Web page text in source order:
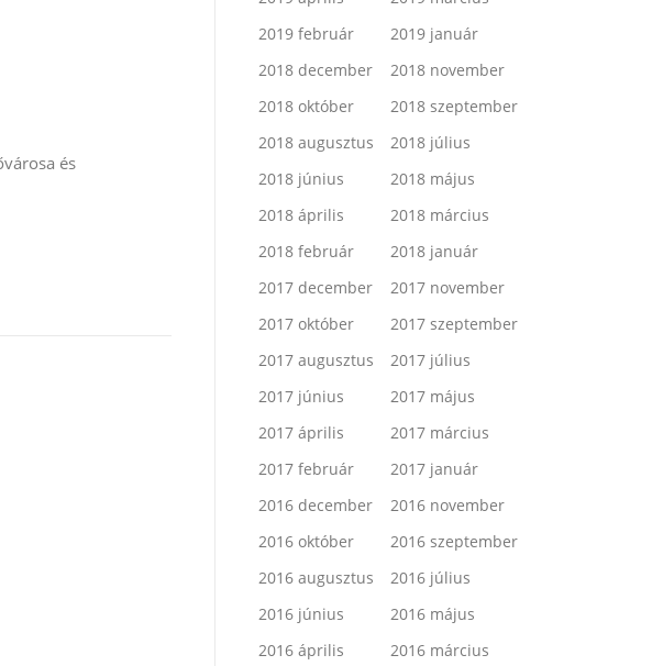
és
2019 február
2019 január
2018 december
2018 november
2018 október
2018 szeptember
2018 augusztus
2018 július
2018 június
2018 május
2018 április
2018 március
2018 február
2018 január
2017 december
2017 november
2017 október
2017 szeptember
2017 augusztus
2017 július
2017 június
2017 május
2017 április
2017 március
2017 február
2017 január
2016 december
2016 november
2016 október
2016 szeptember
2016 augusztus
2016 július
2016 június
2016 május
2016 április
2016 március